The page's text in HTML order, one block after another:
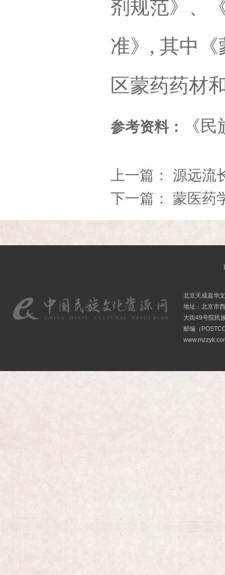
剂规范》、
准》, 其中
区蒙药药材
参考资料： 《
上一篇： 源远流
下一篇： 蒙医药
北京天成嘉华
地址：北京市
大街49号院民
邮编（